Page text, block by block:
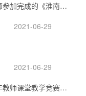
建筑学院张远兵、吴伟东、周玉佳老师参加完成的《淮南市地域特色建筑设...
2021-06-29
2021-06-29
热烈祝贺建筑学院教师在校第六届青年教师课堂教学竞赛中取得优异成绩